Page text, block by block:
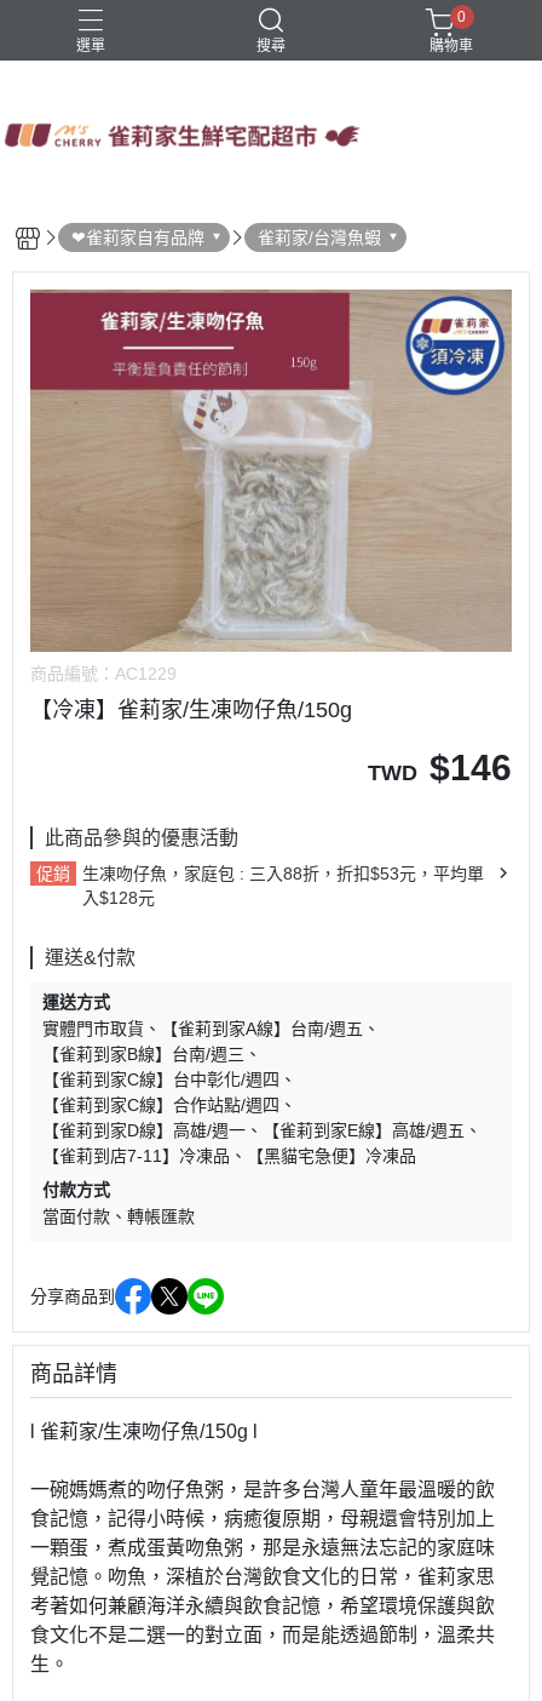
選單 搜尋
0
購物車
❤雀莉家自有品牌 雀莉家/台灣魚蝦
商品編號： AC1229
【冷凍】雀莉家/生凍吻仔魚/150g
TWD $146
此商品參與的優惠活動
促銷
生凍吻仔魚，家庭包 : 三入88折，折扣$53元，平均單
入$128元
運送&付款
運送方式
實體門市取貨
【雀莉到家A線】台南/週五
【雀莉到家B線】台南/週三
【雀莉到家C線】台中彰化/週四
【雀莉到家C線】合作站點/週四
【雀莉到家D線】高雄/週一
【雀莉到家E線】高雄/週五
【雀莉到店7-11】冷凍品
【黑貓宅急便】冷凍品
付款方式
當面付款
轉帳匯款
分享商品到
商品詳情
l 雀莉家/生凍吻仔魚/150g l
一碗媽媽煮的吻仔魚粥，是許多台灣人童年最溫暖的飲
食記憶，記得小時候，病癒復原期，母親還會特別加上
一顆蛋，煮成蛋黃吻魚粥，那是永遠無法忘記的家庭味
覺記憶。吻魚，深植於台灣飲食文化的日常，雀莉家思
考著如何兼顧海洋永續與飲食記憶，希望環境保護與飲
食文化不是二選一的對立面，而是能透過節制，溫柔共
生。